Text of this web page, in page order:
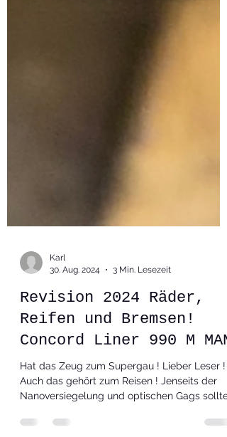
Karl
30. Aug. 2024
Revision 2024 Räder,
Reifen und Bremsen!
Concord Liner 990 M MAN
Hat das Zeug zum Supergau ! Lieber Leser !